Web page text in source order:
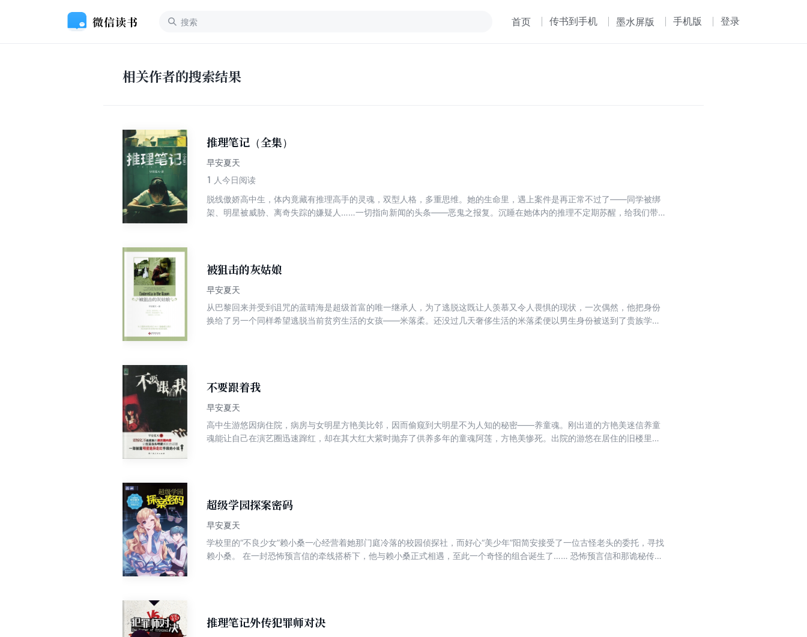
首页 传书到手机 墨水屏版 手机版 登录
相关作者的搜索结果
推理笔记（全集）
早安夏天
1 人今日阅读
脱线傲娇高中生，体内竟藏有推理高手的灵魂，双型人格，多重思维。她的生命里，遇上案件是再正常不过了——同学被绑
架、明星被威胁、离奇失踪的嫌疑人……一切指向新闻的头条——恶鬼之报复。沉睡在她体内的推理不定期苏醒，给我们带
被狙击的灰姑娘
早安夏天
从巴黎回来并受到诅咒的蓝晴海是超级首富的唯一继承人，为了逃脱这既让人羡慕又令人畏惧的现状，一次偶然，他把身份
换给了另一个同样希望逃脱当前贫穷生活的女孩——米落柔。还没过几天奢侈生活的米落柔便以男生身份被送到了贵族学
不要跟着我
早安夏天
高中生游悠因病住院，病房与女明星方艳美比邻，因而偷窥到大明星不为人知的秘密——养童魂。刚出道的方艳美迷信养童
魂能让自己在演艺圈迅速蹿红，却在其大红大紫时抛弃了供养多年的童魂阿莲，方艳美惨死。出院的游悠在居住的旧楼里遇
超级学园探案密码
早安夏天
学校里的“不良少女”赖小桑一心经营着她那门庭冷落的校园侦探社，而好心“美少年”阳简安接受了一位古怪老头的委托，寻找
赖小桑。 在一封恐怖预言信的牵线搭桥下，他与赖小桑正式相遇，至此一个奇怪的组合诞生了…… 恐怖预言信和那诡秘传说
推理笔记外传犯罪师对决